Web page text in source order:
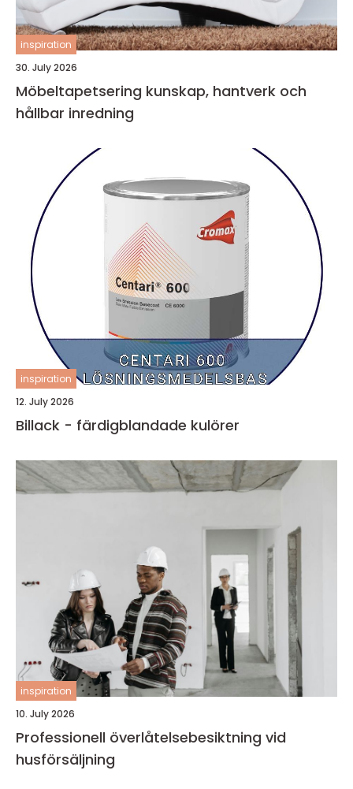
inspiration
30. July 2026
Möbeltapetsering kunskap, hantverk och
hållbar inredning
inspiration
12. July 2026
Billack - färdigblandade kulörer
inspiration
10. July 2026
Professionell överlåtelsebesiktning vid
husförsäljning